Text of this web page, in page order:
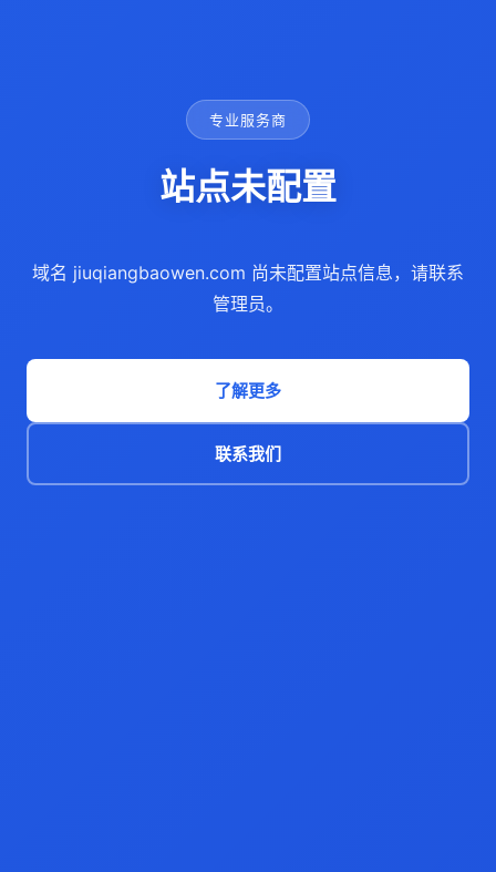
专业服务商
站点未配置
域名 jiuqiangbaowen.com 尚未配置站点信息，请联系
管理员。
了解更多
联系我们